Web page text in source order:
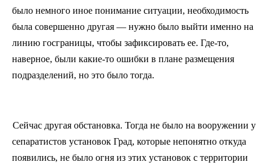
было немного иное понимание ситуации, необходимость
была совершенно другая — нужно было выйти именно на
линию госграницы, чтобы зафиксировать ее. Где‑то,
наверное, были какие‑то ошибки в плане размещения
подразделений, но это было тогда.
Сейчас другая обстановка. Тогда не было на вооружении у
сепаратистов установок Град, которые непонятно откуда
появились, не было огня из этих установок с территории